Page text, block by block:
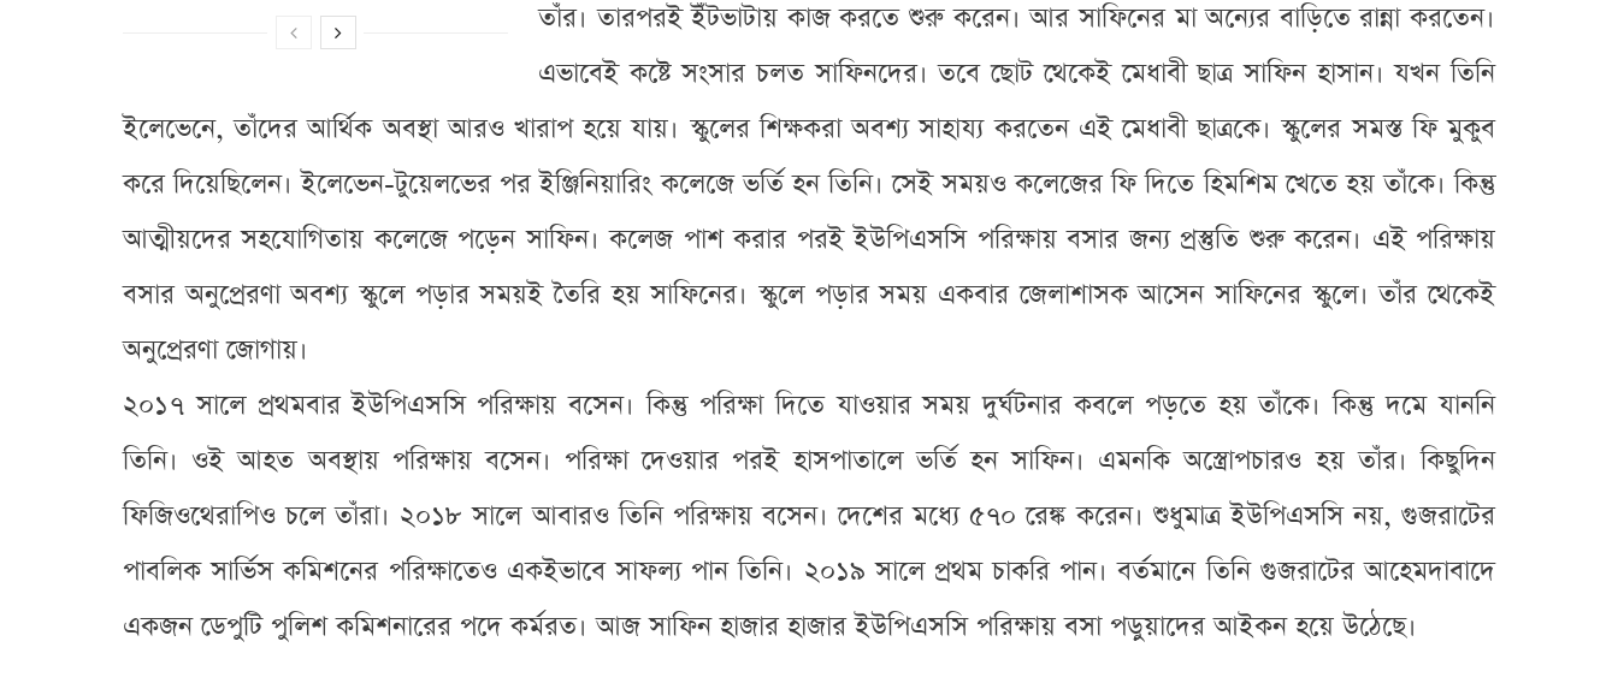
তাঁর। তারপরই ইঁটভাটায় কাজ করতে শুরু করেন। আর সাফিনের মা অন্যের বাড়িতে রান্না করতেন।
এভাবেই কষ্টে সংসার চলত সাফিনদের। তবে ছোট থেকেই মেধাবী ছাত্র সাফিন হাসান। যখন তিনি
ইলেভেনে, তাঁদের আর্থিক অবস্থা আরও খারাপ হয়ে যায়। স্কুলের শিক্ষকরা অবশ্য সাহায্য করতেন এই মেধাবী ছাত্রকে। স্কুলের সমস্ত ফি মুকুব
করে দিয়েছিলেন। ইলেভেন-টুয়েলভের পর ইঞ্জিনিয়ারিং কলেজে ভর্তি হন তিনি। সেই সময়ও কলেজের ফি দিতে হিমশিম খেতে হয় তাঁকে। কিন্তু
আত্মীয়দের সহযোগিতায় কলেজে পড়েন সাফিন। কলেজ পাশ করার পরই ইউপিএসসি পরিক্ষায় বসার জন্য প্রস্তুতি শুরু করেন। এই পরিক্ষায়
বসার অনুপ্রেরণা অবশ্য স্কুলে পড়ার সময়ই তৈরি হয় সাফিনের। স্কুলে পড়ার সময় একবার জেলাশাসক আসেন সাফিনের স্কুলে। তাঁর থেকেই
অনুপ্রেরণা জোগায়।
২০১৭ সালে প্রথমবার ইউপিএসসি পরিক্ষায় বসেন। কিন্তু পরিক্ষা দিতে যাওয়ার সময় দুর্ঘটনার কবলে পড়তে হয় তাঁকে। কিন্তু দমে যাননি
তিনি। ওই আহত অবস্থায় পরিক্ষায় বসেন। পরিক্ষা দেওয়ার পরই হাসপাতালে ভর্তি হন সাফিন। এমনকি অস্ত্রোপচারও হয় তাঁর। কিছুদিন
ফিজিওথেরাপিও চলে তাঁরা। ২০১৮ সালে আবারও তিনি পরিক্ষায় বসেন। দেশের মধ্যে ৫৭০ রেঙ্ক করেন। শুধুমাত্র ইউপিএসসি নয়, গুজরাটের
পাবলিক সার্ভিস কমিশনের পরিক্ষাতেও একইভাবে সাফল্য পান তিনি। ২০১৯ সালে প্রথম চাকরি পান। বর্তমানে তিনি গুজরাটের আহেমদাবাদে
একজন ডেপুটি পুলিশ কমিশনারের পদে কর্মরত। আজ সাফিন হাজার হাজার ইউপিএসসি পরিক্ষায় বসা পড়ুয়াদের আইকন হয়ে উঠেছে।